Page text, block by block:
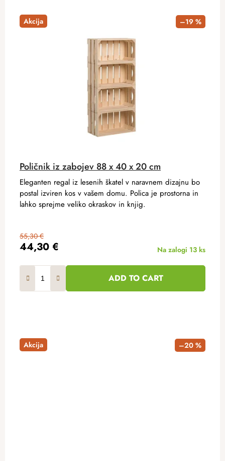
Akcija –19 %
Poličnik iz zabojev 88 x 40 x 20 cm
44,30 €
55,30 €
Na zalogi 13 ks
ADD TO CART
Eleganten regal iz lesenih škatel v naravnem dizajnu bo
postal izviren kos v vašem domu. Polica je prostorna in
lahko sprejme veliko okraskov in knjig.
Akcija –20 %